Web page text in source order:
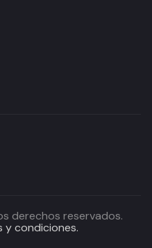
derechos reservados.
y condiciones.